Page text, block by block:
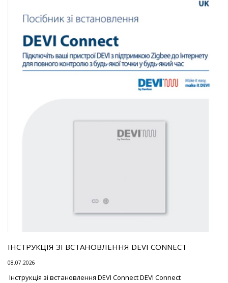
ІНСТРУКЦІЯ ЗІ ВСТАНОВЛЕННЯ DEVI CONNECT
08.07.2026
Інструкція зі встановлення DEVI Connect DEVI Connect